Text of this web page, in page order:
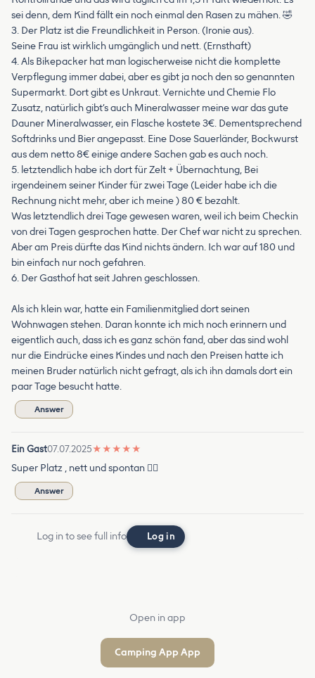
sei denn, dem Kind fällt ein noch einmal den Rasen zu mähen. 🤣
3. Der Platz ist die Freundlichkeit in Person. (Ironie aus).
Seine Frau ist wirklich umgänglich und nett. (Ernsthaft)
4. Als Bikepacker hat man logischerweise nicht die komplette
Verpflegung immer dabei, aber es gibt ja noch den so genannten
Supermarkt. Dort gibt es Unkraut. Vernichte und Chemie Flo
Zusatz, natürlich gibt’s auch Mineralwasser meine war das gute
Dauner Mineralwasser, ein Flasche kostete 3€. Dementsprechend
Softdrinks und Bier angepasst. Eine Dose Sauerländer, Bockwurst
aus dem netto 8€ einige andere Sachen gab es auch noch.
5. letztendlich habe ich dort für Zelt + Übernachtung, Bei
irgendeinem seiner Kinder für zwei Tage (Leider habe ich die
Rechnung nicht mehr, aber ich meine ) 80 € bezahlt.
Was letztendlich drei Tage gewesen waren, weil ich beim Checkin
von drei Tagen gesprochen hatte. Der Chef war nicht zu sprechen.
Aber am Preis dürfte das Kind nichts ändern. Ich war auf 180 und
bin einfach nur noch gefahren.
6. Der Gasthof hat seit Jahren geschlossen.
Als ich klein war, hatte ein Familienmitglied dort seinen
Wohnwagen stehen. Daran konnte ich mich noch erinnern und
eigentlich auch, dass ich es ganz schön fand, aber das sind wohl
nur die Eindrücke eines Kindes und nach den Preisen hatte ich
meinen Bruder natürlich nicht gefragt, als ich ihn damals dort ein
paar Tage besucht hatte.
Answer
Ein Gast07.07.2025★ ★ ★ ★ ★
Super Platz , nett und spontan 👍🏻
Answer
Log in to see full info Log in
Open in app
Camping App App